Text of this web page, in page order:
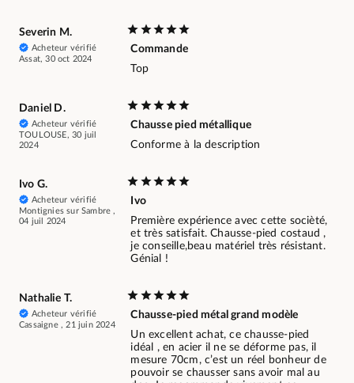
Severin M.
Acheteur vérifié
Assat, 30 oct 2024
Commande
Top
Daniel D.
Acheteur vérifié
TOULOUSE, 30 juil
2024
Chausse pied métallique
Conforme à la description
Ivo G.
Acheteur vérifié
Montignies sur Sambre ,
04 juil 2024
Ivo
Première expérience avec cette socièté,
et très satisfait. Chausse-pied costaud ,
je conseille,beau matériel très résistant.
Génial !
Nathalie T.
Acheteur vérifié
Cassaigne , 21 juin 2024
Chausse-pied métal grand modèle
Un excellent achat, ce chausse-pied
idéal , en acier il ne se déforme pas, il
mesure 70cm, c’est un réel bonheur de
pouvoir se chausser sans avoir mal au